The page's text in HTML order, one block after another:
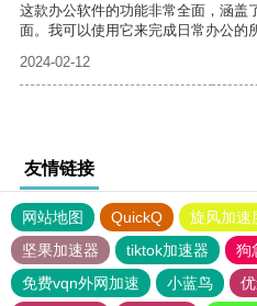
这款办公软件的功能非常全面，涵盖
面。我可以使用它来完成日常办公的
2024-02-12
友情链接
网站地图 QuickQ 旋风加速
坚果加速器
tiktok加速器
狗
免费vqn外网加速
小蓝鸟